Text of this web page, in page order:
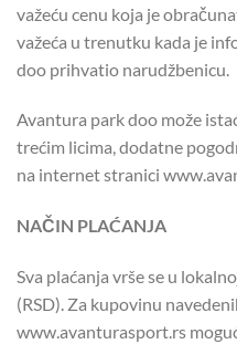
važeću cenu koja je
važeća u trenutku kada je
doo prihvatio narudžbenicu.
Avantura park doo može
trećim licima, dodatne
na internet stranici
NAČIN PLAĆANJA
Sva plaćanja vrše se u
(RSD). Za kupovinu
www.avanturasport.rs